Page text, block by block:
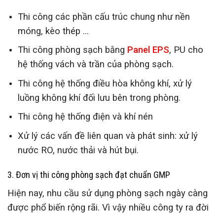
Thi công các phần cấu trúc chung như nền
móng, kèo thép …
Thi công phòng sạch bằng Panel EPS, PU cho
hệ thống vách và trần của phòng sạch.
Thi công hệ thống điều hòa không khí, xử lý
luồng không khí đối lưu bên trong phòng.
Thi công hệ thống điện và khí nén
Xử lý các vấn đề liên quan và phát sinh: xử lý
nước RO, nước thải và hút bụi.
3. Đơn vị thi công phòng sạch đạt chuẩn GMP
Hiện nay, nhu cầu sử dụng phòng sạch ngày càng
được phổ biến rộng rãi. Vì vậy nhiều công ty ra đời